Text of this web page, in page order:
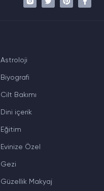
Astroloji
Biyografi
Cilt Bakımı
Dini içerik
Eğitim
Evinize Özel
Gezi
Güzellik Makyaj